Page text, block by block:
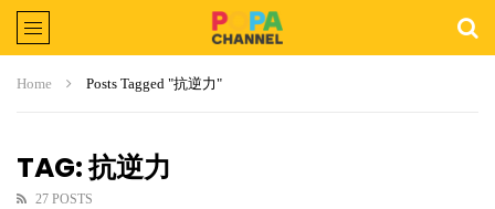
Home Posts Tagged "抗逆力"
TAG: 抗逆力
27 POSTS